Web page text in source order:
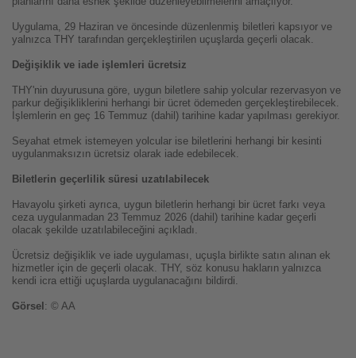
Uygulama, 29 Haziran ve öncesinde düzenlenmiş biletleri kapsıyor ve
yalnızca THY tarafından gerçekleştirilen uçuşlarda geçerli olacak.
Değişiklik ve iade işlemleri ücretsiz
THY'nin duyurusuna göre, uygun biletlere sahip yolcular rezervasyon ve
parkur değişikliklerini herhangi bir ücret ödemeden gerçekleştirebilecek.
İşlemlerin en geç 16 Temmuz (dahil) tarihine kadar yapılması gerekiyor.
Seyahat etmek istemeyen yolcular ise biletlerini herhangi bir kesinti
uygulanmaksızın ücretsiz olarak iade edebilecek.
Biletlerin geçerlilik süresi uzatılabilecek
Havayolu şirketi ayrıca, uygun biletlerin herhangi bir ücret farkı veya
ceza uygulanmadan 23 Temmuz 2026 (dahil) tarihine kadar geçerli
olacak şekilde uzatılabileceğini açıkladı.
Ücretsiz değişiklik ve iade uygulaması, uçuşla birlikte satın alınan ek
hizmetler için de geçerli olacak. THY, söz konusu hakların yalnızca
kendi icra ettiği uçuşlarda uygulanacağını bildirdi.
Görsel : © AA